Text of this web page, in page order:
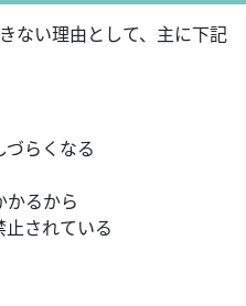
ない理由として、主に下記
らくなる
かるから
されている